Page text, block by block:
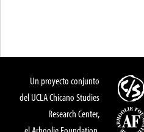
Un proyecto conjunto
del UCLA Chicano Studies
Research Center,